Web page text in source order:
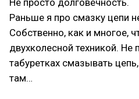
Не просто долговечность.
Раньше я про смазку цепи
Собственно, как и многое,
двухколесной техникой. Не
табуретках смазывать
там…